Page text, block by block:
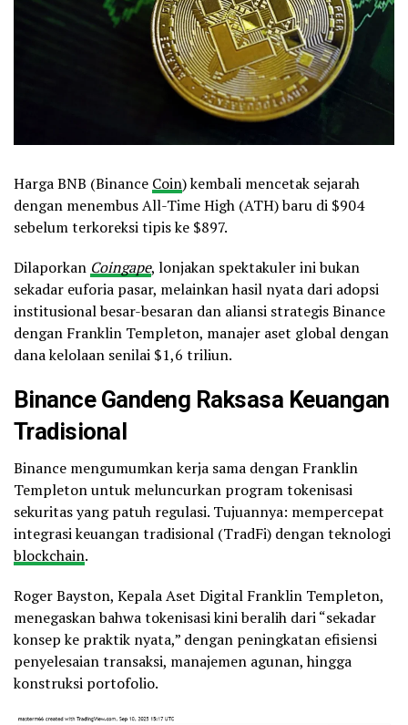
Harga BNB (Binance Coin) kembali mencetak sejarah
dengan menembus All-Time High (ATH) baru di $904
sebelum terkoreksi tipis ke $897.
Dilaporkan Coingape, lonjakan spektakuler ini bukan
sekadar euforia pasar, melainkan hasil nyata dari adopsi
institusional besar-besaran dan aliansi strategis Binance
dengan Franklin Templeton, manajer aset global dengan
dana kelolaan senilai $1,6 triliun.
Binance Gandeng Raksasa Keuangan
Tradisional
Binance mengumumkan kerja sama dengan Franklin
Templeton untuk meluncurkan program tokenisasi
sekuritas yang patuh regulasi. Tujuannya: mempercepat
integrasi keuangan tradisional (TradFi) dengan teknologi
blockchain.
Roger Bayston, Kepala Aset Digital Franklin Templeton,
menegaskan bahwa tokenisasi kini beralih dari “sekadar
konsep ke praktik nyata,” dengan peningkatan efisiensi
penyelesaian transaksi, manajemen agunan, hingga
konstruksi portofolio.